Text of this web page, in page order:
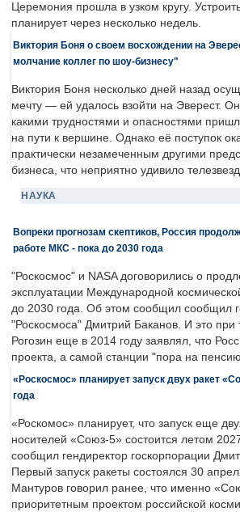
Церемония прошла в узком кругу.
планирует через несколько недель.
Виктория Боня о своем восхождении на
молчание коллег по шоу-бизнесу"
Виктория Боня несколько дней назад
мечту — ей удалось взойти на Эверест.
какими трудностями и опасностями
на пути к вершине. Однако её поступок
практически незамеченным другими
бизнеса, что неприятно удивило
НАУКА
Вопреки прогнозам скептиков, Россия
работе МКС - пока до 2030 года
"Роскосмос" и NASA договорились о
эксплуатации Международной
до 2030 года. Об этом сообщил сообщил
"Роскосмоса" Дмитрий Баканов. И это при
Рогозин еще в 2014 году заявлял, что
проекта, а самой станции "пора на
«Роскосмос» планирует запуск двух ракет
года
«Роскомос» планирует, что запуск еще
носителей «Союз-5» состоится летом
сообщил гендиректор госкорпорации
Первый запуск ракеты состоялся 30
Мантуров говорил ранее, что именно
приоритетным проектом российской